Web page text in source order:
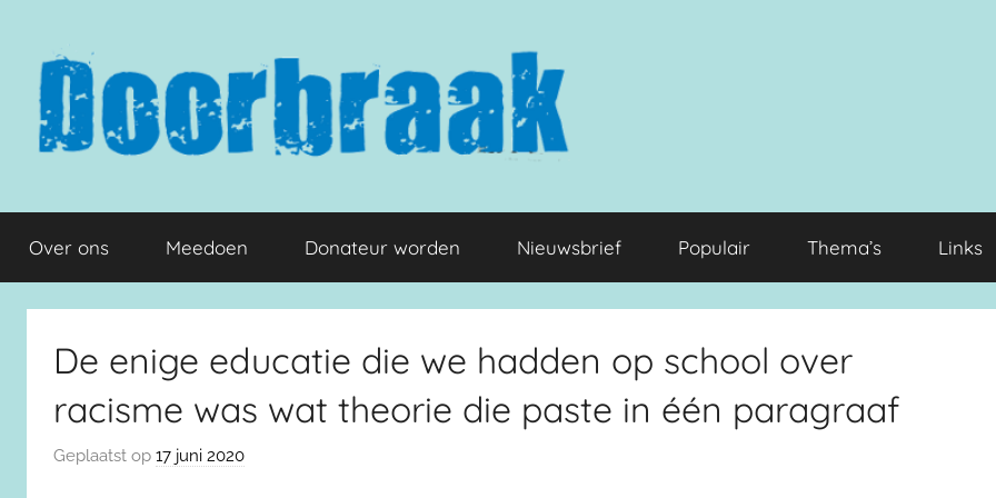
inhoud
springen
Doorbraak.eu
Over ons Meedoen Donateur worden Nieuwsbrief Populair Thema’s Links
De enige educatie die we hadden op school over
racisme was wat theorie die paste in één paragraaf
Geplaatst op 17 juni 2020